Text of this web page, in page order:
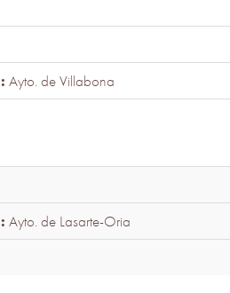
Ayto. de Villabona
Ayto. de Lasarte-Oria